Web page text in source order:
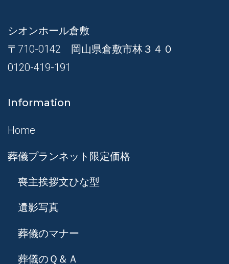
シオンホール倉敷
〒710-0142 岡山県倉敷市林３４０
0120-419-191
Information
Home
葬儀プランネット限定価格
喪主挨拶文ひな型
遺影写真
葬儀のマナー
葬儀のＱ＆Ａ